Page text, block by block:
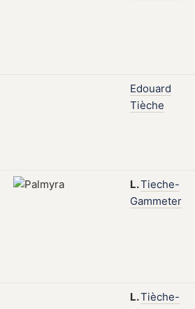
Edouard
Tièche
L.Tieche-
Gammeter
L.Tièche-